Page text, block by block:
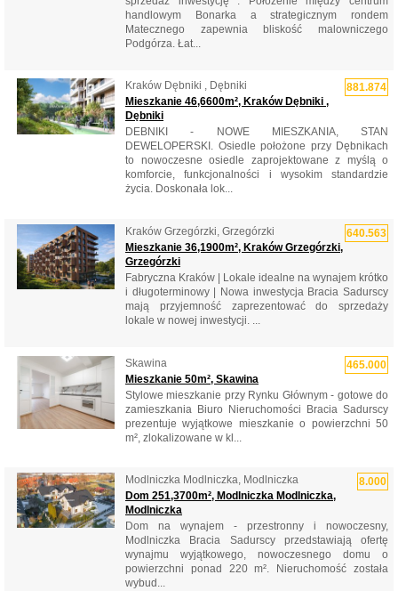
handlowym Bonarka a strategicznym rondem
Matecznego zapewnia bliskość malowniczego
Podgórza. Łat...
881.874
Kraków Dębniki , Dębniki
Mieszkanie 46,6600m², Kraków Dębniki ,
Dębniki
DEBNIKI - NOWE MIESZKANIA, STAN
DEWELOPERSKI. Osiedle położone przy Dębnikach
to nowoczesne osiedle zaprojektowane z myślą o
komforcie, funkcjonalności i wysokim standardzie
życia. Doskonała lok...
640.563
Kraków Grzegórzki, Grzegórzki
Mieszkanie 36,1900m², Kraków Grzegórzki,
Grzegórzki
Fabryczna Kraków | Lokale idealne na wynajem krótko
i długoterminowy | Nowa inwestycja Bracia Sadurscy
mają przyjemność zaprezentować do sprzedaży
lokale w nowej inwestycji. ...
465.000
Skawina
Mieszkanie 50m², Skawina
Stylowe mieszkanie przy Rynku Głównym - gotowe do
zamieszkania Biuro Nieruchomości Bracia Sadurscy
prezentuje wyjątkowe mieszkanie o powierzchni 50
m², zlokalizowane w kl...
8.000
Modlniczka Modlniczka, Modlniczka
Dom 251,3700m², Modlniczka Modlniczka,
Modlniczka
Dom na wynajem - przestronny i nowoczesny,
Modlniczka Bracia Sadurscy przedstawiają ofertę
wynajmu wyjątkowego, nowoczesnego domu o
powierzchni ponad 220 m². Nieruchomość została
wybud...